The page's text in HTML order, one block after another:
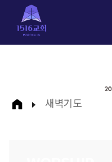
새벽기도